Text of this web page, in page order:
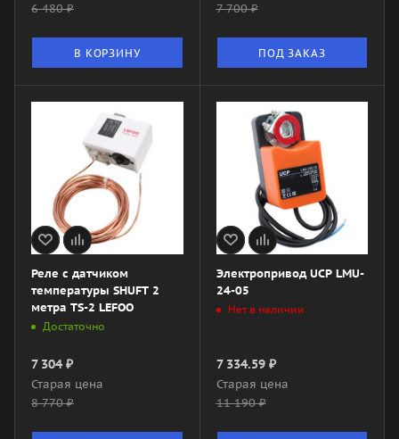
6 480₽
В КОРЗИНУ
7 700₽
ПОД ЗАКАЗ
Реле с датчиком
температуры SHUFT 2
метра TS-2 LEFOO
Достаточно
7 304₽
Старая цена
8 770₽
Электропривод UCP LMU-
24-05
Нет в наличии
7 334.59₽
Старая цена
11 190₽